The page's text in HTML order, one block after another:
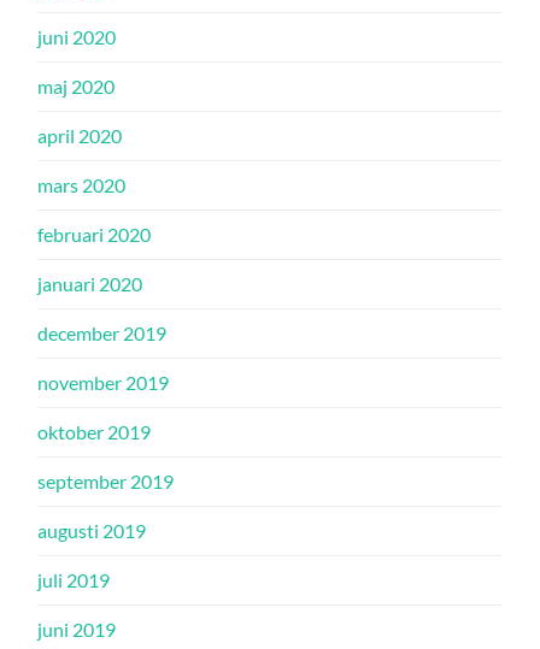
juni 2020
maj 2020
april 2020
mars 2020
februari 2020
januari 2020
december 2019
november 2019
oktober 2019
september 2019
augusti 2019
juli 2019
juni 2019